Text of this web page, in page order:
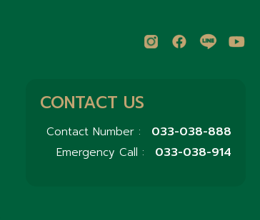
CONTACT US
Contact Number : 033-038-888
Emergency Call : 033-038-914